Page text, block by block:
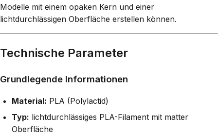
Modelle mit einem opaken Kern und einer
lichtdurchlässigen Oberfläche erstellen können.
Technische Parameter
Grundlegende Informationen
Material: PLA (Polylactid)
Typ: lichtdurchlässiges PLA-Filament mit matter
Oberfläche